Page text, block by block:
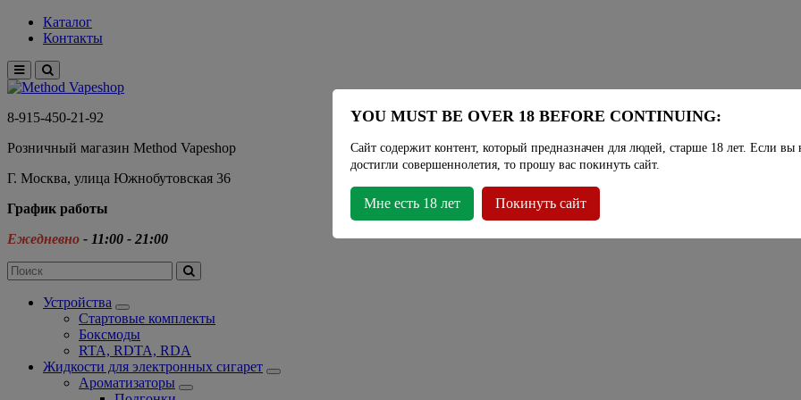
Каталог
Контакты
8-915-450-21-92
Розничный магазин Method Vapeshop
Г. Москва, улица Южнобутовская 36
График работы
Ежедневно - 11:00 - 21:00
Устройства
Стартовые комплекты
Боксмоды
RTA, RDTA, RDA
Жидкости для электронных сигарет
Ароматизаторы
YOU MUST BE OVER 18 BEFORE CONTINUING:
Сайт содержит контент, который предназначен для людей, старше 18 лет. Если вы
достигли совершеннолетия, то прошу вас покинуть сайт.
Мне есть 18 лет Покинуть сайт